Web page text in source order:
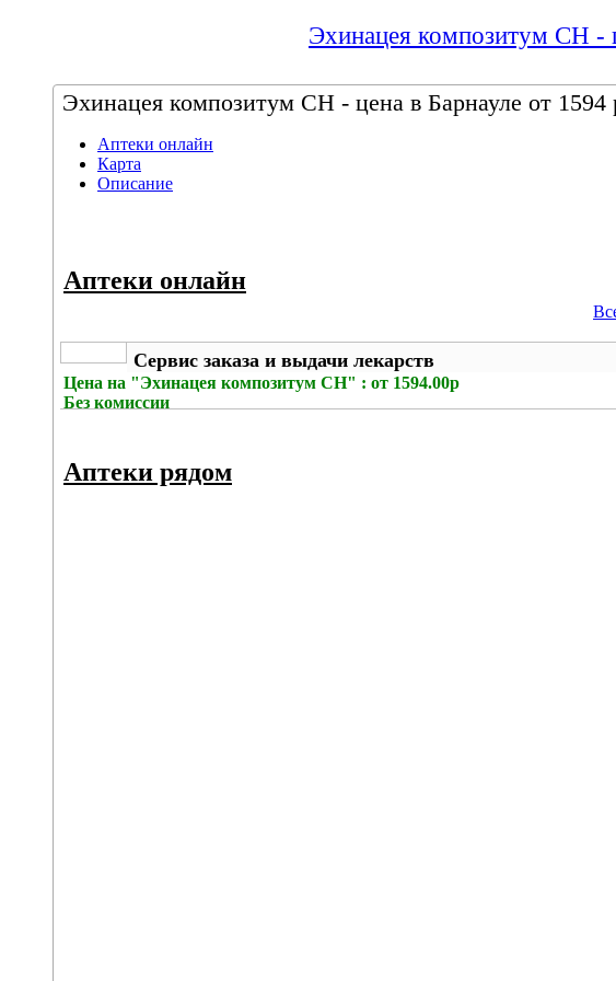
Эхинацея композитум СН -
Эхинацея композитум СН - цена в Барнауле от 1594
Аптеки онлайн
Карта
Описание
Аптеки онлайн
Сервис заказа и выдачи лекарств
Цена на "Эхинацея композитум СН" : от 1594.00р
Без комиссии
Аптеки рядом